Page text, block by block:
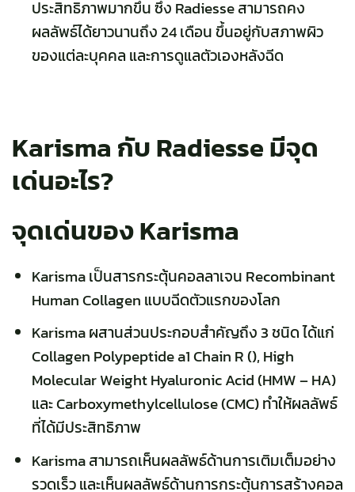
ประสิทธิภาพมากขึ้น ซึ่ง Radiesse สามารถคง
ผลลัพธ์ได้ยาวนานถึง 24 เดือน ขึ้นอยู่กับสภาพผิว
ของแต่ละบุคคล และการดูแลตัวเองหลังฉีด
Karisma กับ Radiesse มีจุด
เด่นอะไร?
จุดเด่นของ Karisma
Karisma เป็นสารกระตุ้นคอลลาเจน Recombinant
Human Collagen แบบฉีดตัวแรกของโลก
Karisma ผสานส่วนประกอบสำคัญถึง 3 ชนิด ได้แก่
Collagen Polypeptide a1 Chain R (), High
Molecular Weight Hyaluronic Acid (HMW – HA)
และ Carboxymethylcellulose (CMC) ทำให้ผลลัพธ์
ที่ได้มีประสิทธิภาพ
Karisma สามารถเห็นผลลัพธ์ด้านการเติมเต็มอย่าง
รวดเร็ว และเห็นผลลัพธ์ด้านการกระตุ้นการสร้างคอล